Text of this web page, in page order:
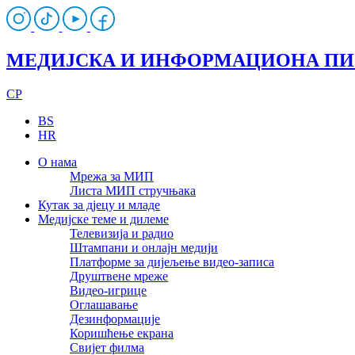
МЕДИЈСКА И ИНФОРМАЦИОНА
CP
BS
HR
О нама
Мрежа за МИП
Листа МИП стручњака
Кутак за дјецу и младе
Медијске теме и дилеме
Телевизија и радио
Штампани и онлајн медији
Платформе за дијељење видео-записа
Друштвене мреже
Видео-игрице
Оглашавање
Дезинформације
Коришћење екрана
Свијет филма